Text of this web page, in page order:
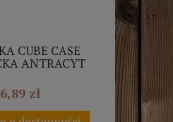
CUBE CASE
ANTRACYT
zł